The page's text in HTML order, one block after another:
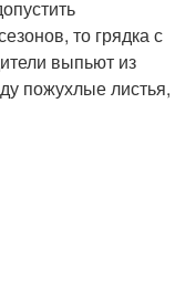
то грядка с
выпьют из
пожухлые листья,